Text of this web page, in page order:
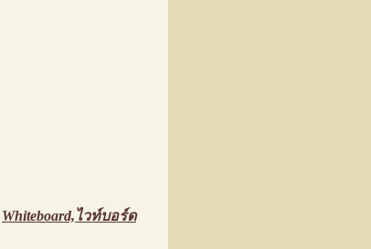
Whiteboard,ไวท์บอร์ด